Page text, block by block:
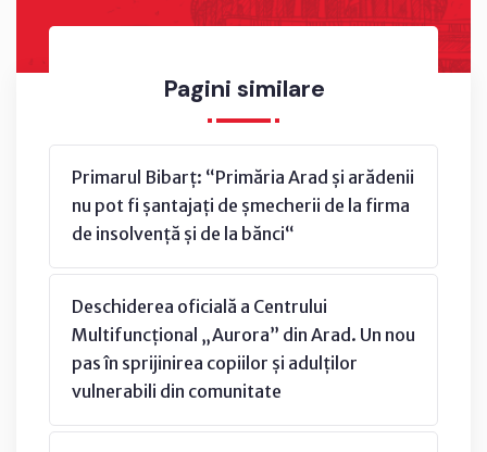
Pagini similare
Primarul Bibarț: “Primăria Arad și arădenii
nu pot fi șantajați de șmecherii de la firma
de insolvență și de la bănci“
Deschiderea oficială a Centrului
Multifuncțional „Aurora” din Arad. Un nou
pas în sprijinirea copiilor și adulților
vulnerabili din comunitate